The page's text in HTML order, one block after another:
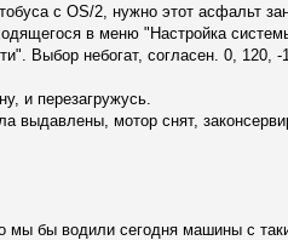
с OS/2, нужно этот асфальт
в меню "Настройка
Выбор небогат, согласен. 0, 120,
и перезагружусь.
выдавлены, мотор снят,
бы водили сегодня машины с